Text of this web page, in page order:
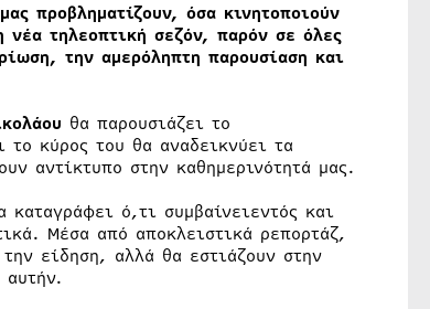
προβληματίζουν, όσα κινητοποιούν
τηλεοπτική σεζόν, παρόν σε όλες
την αμερόληπτη παρουσίαση και
θα παρουσιάζει το
το κύρος του θα αναδεικνύει τα
αντίκτυπο στην καθημερινότητά μας.
καταγράφει ό,τι συμβαίνειεντός και
Μέσα από αποκλειστικά ρεπορτάζ,
είδηση, αλλά θα εστιάζουν στην